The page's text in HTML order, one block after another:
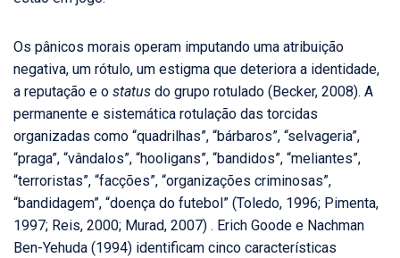
Os pânicos morais operam imputando uma atribuição
negativa, um rótulo, um estigma que deteriora a identidade,
a reputação e o status do grupo rotulado (Becker, 2008). A
permanente e sistemática rotulação das torcidas
organizadas como “quadrilhas”, “bárbaros”, “selvageria”,
“praga”, “vândalos”, “hooligans”, “bandidos”, “meliantes”,
“terroristas”, “facções”, “organizações criminosas”,
“bandidagem”, “doença do futebol” (Toledo, 1996; Pimenta,
1997; Reis, 2000; Murad, 2007) . Erich Goode e Nachman
Ben-Yehuda (1994) identificam cinco características